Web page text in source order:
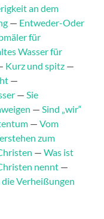
an dem
— Entweder-Oder
für
Wasser für
Kurz und spitz —
—
— Sie
— Sind „wir“
—Vom
zum
—Was ist
nennt —
Verheißungen